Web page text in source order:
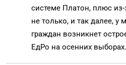
системе Платон, плюс
не только, и так далее,
граждан возникнет
ЕдРо на осенних